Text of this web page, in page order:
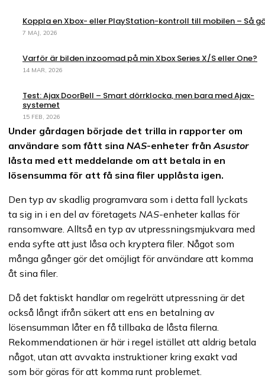
Koppla en Xbox- eller PlayStation-kontroll till mobilen – Så
7 MAJ, 2026
Varför är bilden inzoomad på min Xbox Series X/S eller One?
14 MAR, 2026
Test: Ajax DoorBell – Smart dörrklocka, men bara med Ajax-
systemet
15 FEB, 2026
Under gårdagen började det trilla in rapporter om
användare som fått sina NAS-enheter från Asustor
låsta med ett meddelande om att betala in en
lösensumma för att få sina filer upplåsta igen.
Den typ av skadlig programvara som i detta fall lyckats
ta sig in i en del av företagets NAS-enheter kallas för
ransomware. Alltså en typ av utpressningsmjukvara med
enda syfte att just låsa och kryptera filer. Något som
många gånger gör det omöjligt för användare att komma
åt sina filer.
Då det faktiskt handlar om regelrätt utpressning är det
också långt ifrån säkert att ens en betalning av
lösensumman låter en få tillbaka de låsta filerna.
Rekommendationen är här i regel istället att aldrig betala
något, utan att avvakta instruktioner kring exakt vad
som bör göras för att komma runt problemet.